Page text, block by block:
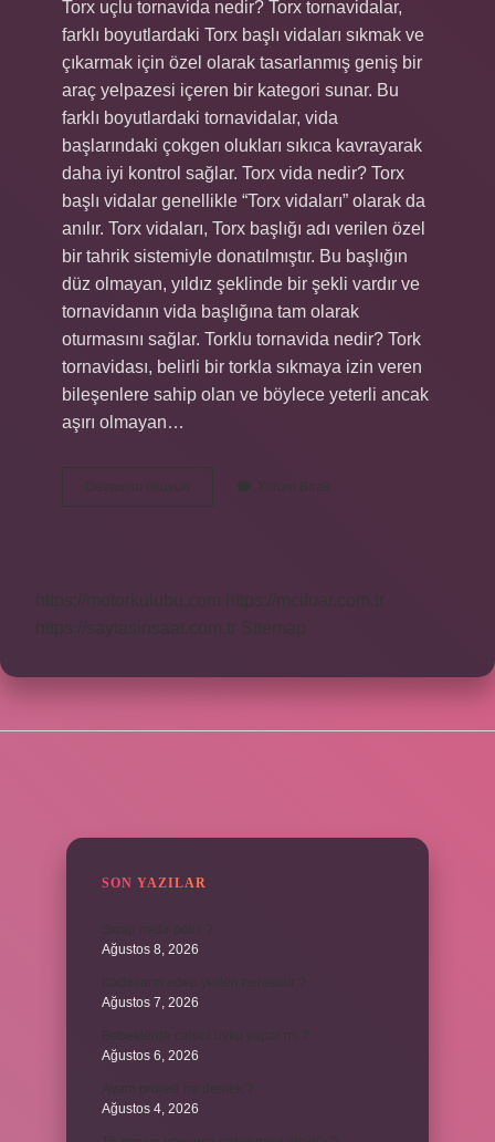
Torx uçlu tornavida nedir? Torx tornavidalar,
farklı boyutlardaki Torx başlı vidaları sıkmak ve
çıkarmak için özel olarak tasarlanmış geniş bir
araç yelpazesi içeren bir kategori sunar. Bu
farklı boyutlardaki tornavidalar, vida
başlarındaki çokgen olukları sıkıca kavrayarak
daha iyi kontrol sağlar. Torx vida nedir? Torx
başlı vidalar genellikle “Torx vidaları” olarak da
anılır. Torx vidaları, Torx başlığı adı verilen özel
bir tahrik sistemiyle donatılmıştır. Bu başlığın
düz olmayan, yıldız şeklinde bir şekli vardır ve
tornavidanın vida başlığına tam olarak
oturmasını sağlar. Torklu tornavida nedir? Tork
tornavidası, belirli bir torkla sıkmaya izin veren
bileşenlere sahip olan ve böylece yeterli ancak
aşırı olmayan…
Devamını okuyun
Tornavida
Yorum Bırak
https://motorkulubu.com
https://mcifuar.com.tr
https://saytasinsaat.com.tr Sitemap
SON YAZILAR
Ağustos 8, 2026
Ağustos 7, 2026
Ağustos 6, 2026
Ağustos 4, 2026